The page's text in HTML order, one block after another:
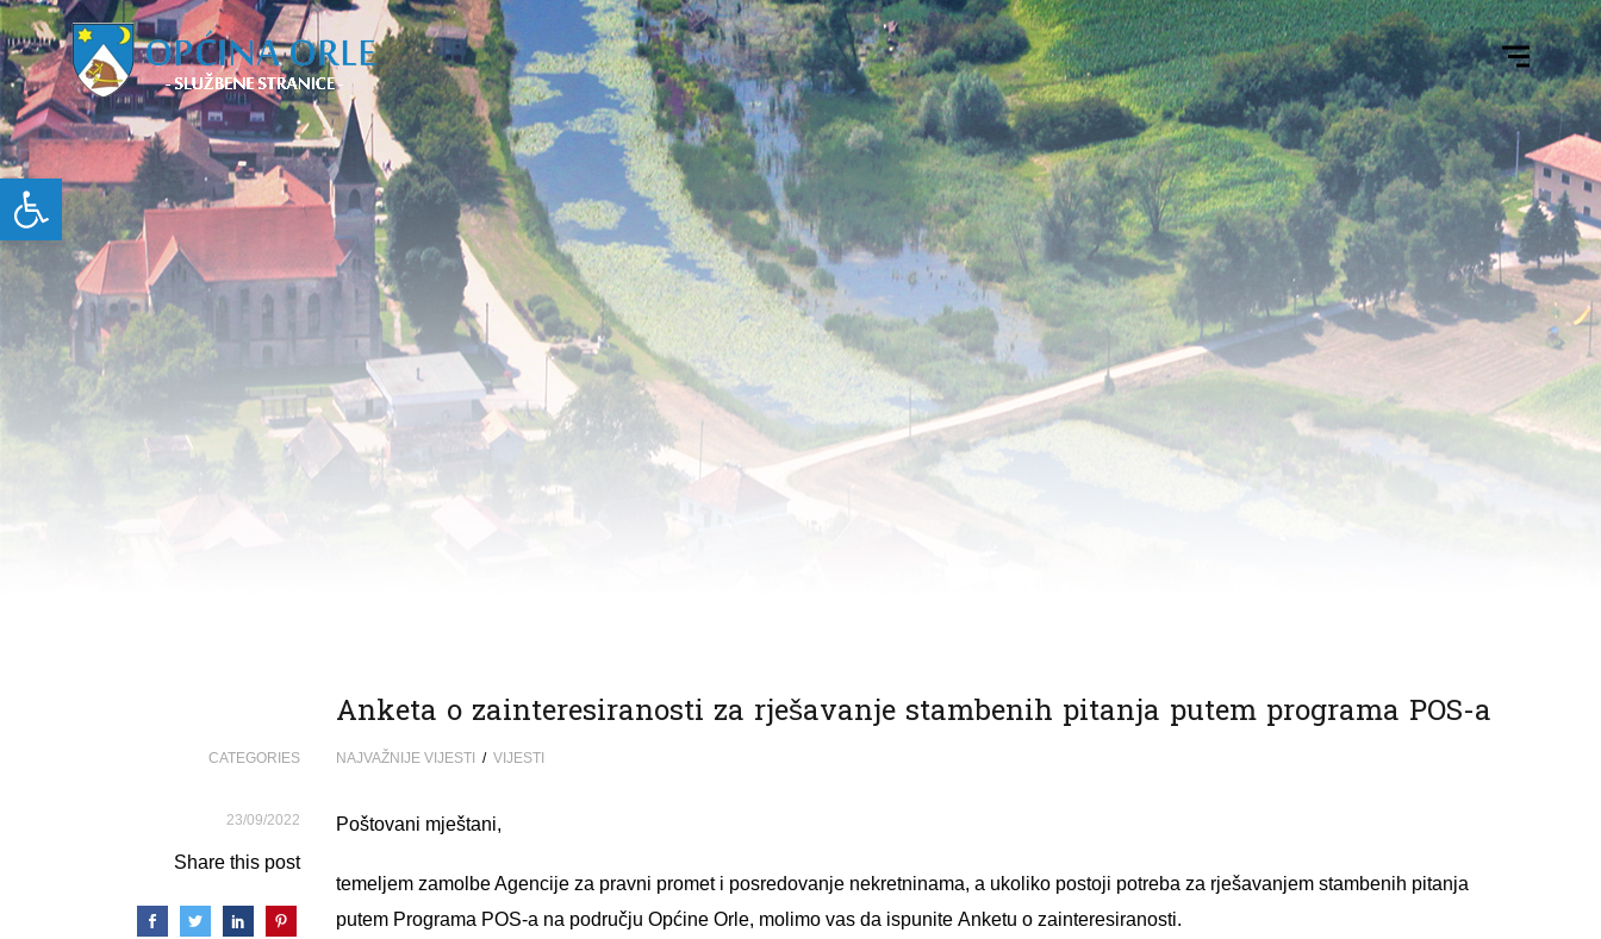
Open toolbar
Anketa o zainteresiranosti za rješavanje stambenih pitanja putem programa POS-a
CATEGORIES NAJVAŽNIJE VIJESTI / VIJESTI
23/09/2022
Share this post
Poštovani mještani,
temeljem zamolbe Agencije za pravni promet i posredovanje nekretninama, a ukoliko postoji potreba za rješavanjem stambenih pitanja
putem Programa POS-a na području Općine Orle, molimo vas da ispunite Anketu o zainteresiranosti.